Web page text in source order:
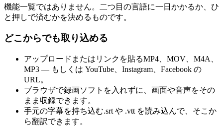
機能一覧ではありません。二つ目の言語に一日かかるか、ひ
と押しで済むかを決めるものです。
どこからでも取り込める
アップロードまたはリンクを貼るMP4、MOV、M4A、
MP3 — もしくは YouTube、Instagram、Facebook の
URL。
ブラウザで録画ソフトを入れずに、画面や音声をその
まま収録できます。
手元の字幕を持ち込む.srt や .vtt を読み込んで、そこか
ら翻訳できます。